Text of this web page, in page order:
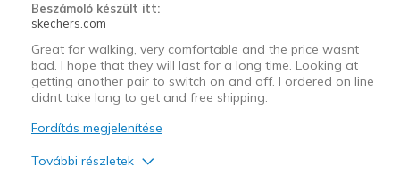
Beszámoló készült itt:
skechers.com
Great for walking, very comfortable and the price wasnt
bad. I hope that they will last for a long time. Looking at
getting another pair to switch on and off. I ordered on line
didnt take long to get and free shipping.
Fordítás megjelenítése
További részletek